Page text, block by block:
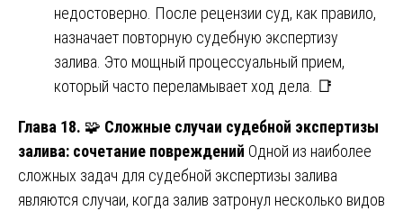
недостоверно. После рецензии суд, как правило,
назначает повторную судебную экспертизу
залива. Это мощный процессуальный прием,
который часто переламывает ход дела. 📑
Глава 18. 🧩 Сложные случаи судебной экспертизы
залива: сочетание повреждений Одной из наиболее
сложных задач для судебной экспертизы залива
являются случаи, когда залив затронул несколько видов